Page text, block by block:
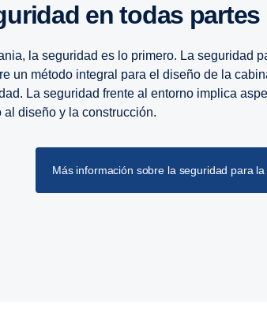
en todas partes
la seguridad es lo primero. La seguridad
un método integral para el diseño de la
La seguridad frente al entorno implica
al diseño y la construcción.
Más información sobre la seguridad para